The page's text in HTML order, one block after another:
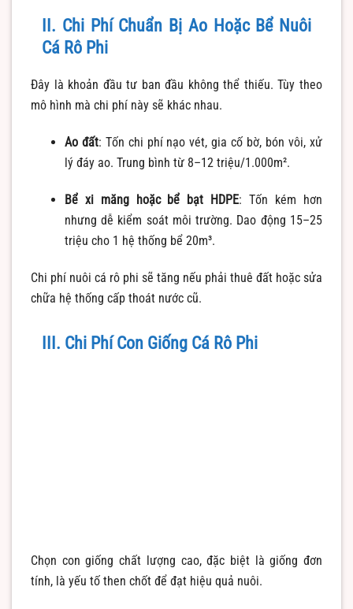
II. Chi Phí Chuẩn Bị Ao Hoặc Bể Nuôi
Cá Rô Phi
Đây là khoản đầu tư ban đầu không thể thiếu. Tùy theo
mô hình mà chi phí này sẽ khác nhau.
Ao đất: Tốn chi phí nạo vét, gia cố bờ, bón vôi, xử
lý đáy ao. Trung bình từ 8–12 triệu/1.000m².
Bể xi măng hoặc bể bạt HDPE: Tốn kém hơn
nhưng dễ kiểm soát môi trường. Dao động 15–25
triệu cho 1 hệ thống bể 20m³.
Chi phí nuôi cá rô phi sẽ tăng nếu phải thuê đất hoặc sửa
chữa hệ thống cấp thoát nước cũ.
III. Chi Phí Con Giống Cá Rô Phi
Chọn con giống chất lượng cao, đặc biệt là giống đơn
tính, là yếu tố then chốt để đạt hiệu quả nuôi.